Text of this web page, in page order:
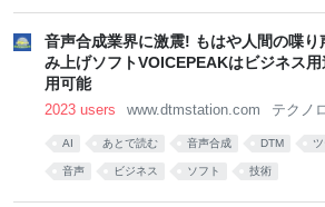
音声合成業界に激震! もはや人間の喋り
み上げソフトVOICEPEAKはビジネス用
用可能
2023 users www.dtmstation.com テクノ
AI あとで読む 音声合成 DTM
音声 ビジネス ソフト 技術